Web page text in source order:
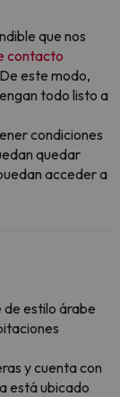
que nos
contacto
este modo,
todo listo a
condiciones
quedar
acceder a
de estilo árabe
y cuenta con
está ubicado